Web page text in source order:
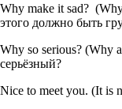
Why make it sad?
этого должно быть
Why so serious? (Why
серьёзный?
Nice to meet you. (It is